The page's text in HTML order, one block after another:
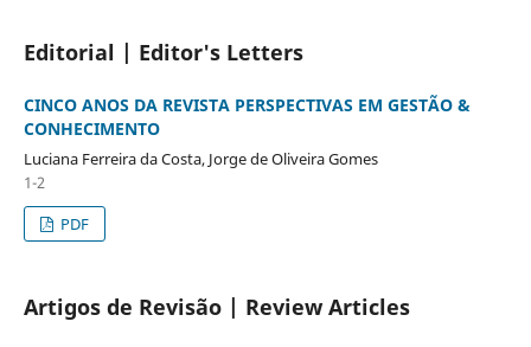
Editorial | Editor's Letters
CINCO ANOS DA REVISTA PERSPECTIVAS EM GESTÃO &
CONHECIMENTO
Luciana Ferreira da Costa, Jorge de Oliveira Gomes
1-2
PDF
Artigos de Revisão | Review Articles